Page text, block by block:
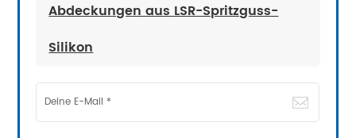
Abdeckungen aus LSR-Spritzguss-
Silikon